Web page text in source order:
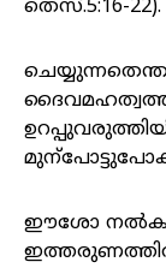
തെസ്.5:16-22).
ഈശോ